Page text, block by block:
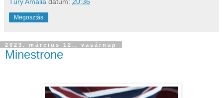
Megosztás
2023. március 12., vasárnap
Minestrone